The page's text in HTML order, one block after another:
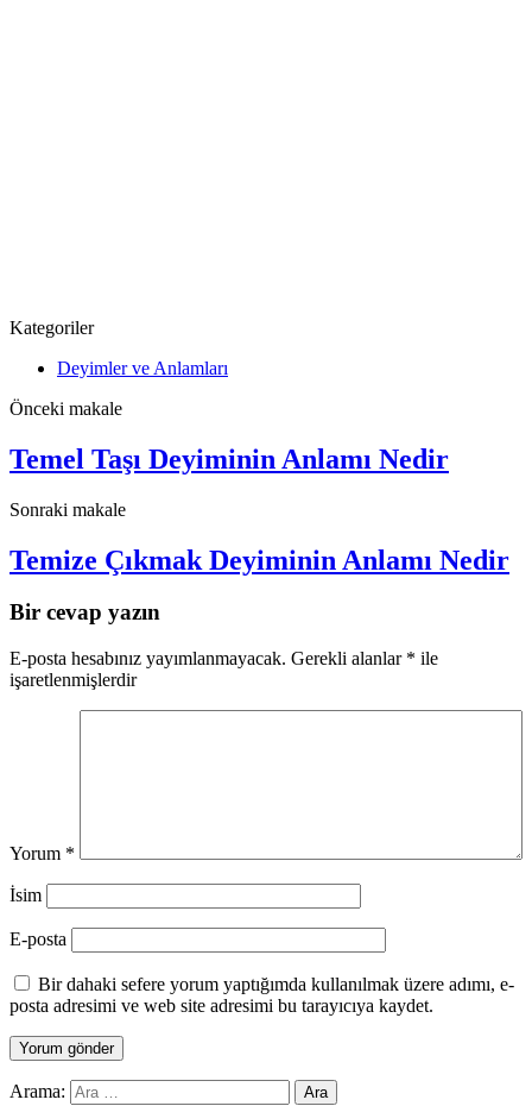
Kategoriler
Deyimler ve Anlamları
Önceki makale
Temel Taşı Deyiminin Anlamı Nedir
Sonraki makale
Temize Çıkmak Deyiminin Anlamı Nedir
Bir cevap yazın
E-posta hesabınız yayımlanmayacak. Gerekli alanlar * ile
işaretlenmişlerdir
Yorum *
İsim
E-posta
Bir dahaki sefere yorum yaptığımda kullanılmak üzere adımı, e-
posta adresimi ve web site adresimi bu tarayıcıya kaydet.
Arama: